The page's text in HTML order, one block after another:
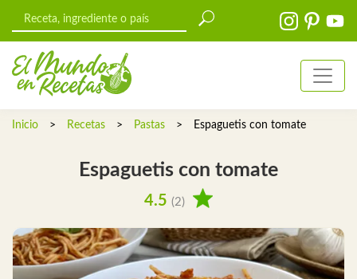
Inicio > Recetas > Pastas > Espaguetis con tomate
Espaguetis con tomate
4.5 (2)